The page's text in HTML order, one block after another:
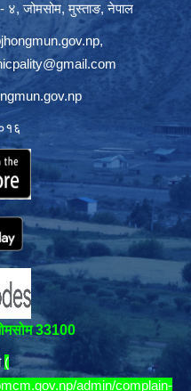
४, जोमसोम, मुस्ताङ, नेपाल
,
33100
(
admin/complain-